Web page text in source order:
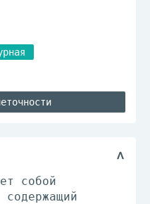
собой